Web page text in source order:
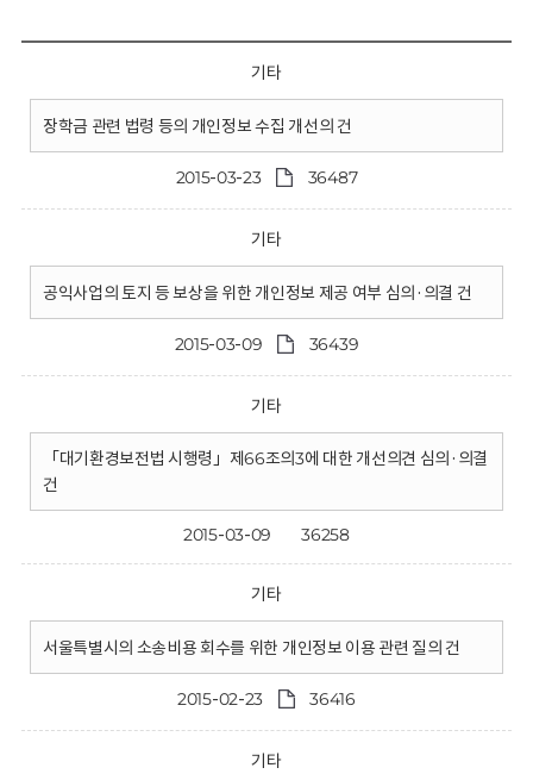
기타
장학금 관련 법령 등의 개인정보 수집 개선의 건
2015-03-23 36487
기타
공익사업의 토지 등 보상을 위한 개인정보 제공 여부 심의·의결 건
2015-03-09 36439
기타
「대기환경보전법 시행령」제66조의3에 대한 개선의견 심의·의결
건
2015-03-09 36258
기타
서울특별시의 소송비용 회수를 위한 개인정보 이용 관련 질의 건
2015-02-23 36416
기타